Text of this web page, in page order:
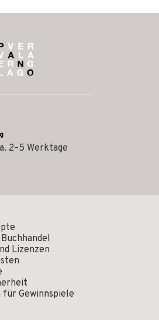
2–5 Werktage
Lizenzen
für Gewinnspiele